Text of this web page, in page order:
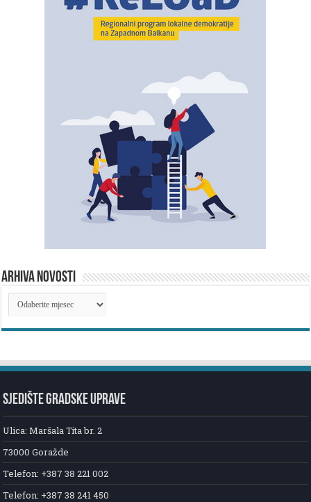
ARHIVA NOVOSTI
ARHIVA
NOVOSTI
SJEDIŠTE GRADSKE UPRAVE
Ulica: Maršala Tita br. 2
73000 Goražde
Telefon: +387 38 221 002
Telefon: +387 38 241 450